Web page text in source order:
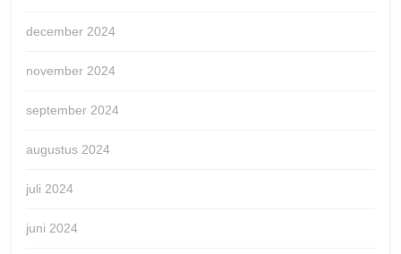
december 2024
november 2024
september 2024
augustus 2024
juli 2024
juni 2024